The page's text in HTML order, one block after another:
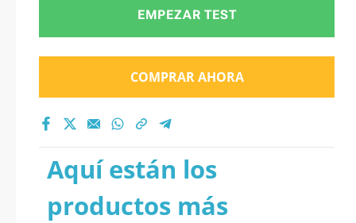
EMPEZAR TEST
COMPRAR AHORA
Aquí están los
productos más